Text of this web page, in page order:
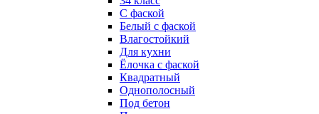
C фаской
Белый с фаской
Влагостойкий
Для кухни
Ёлочка с фаской
Квадратный
Однополосный
Под бетон